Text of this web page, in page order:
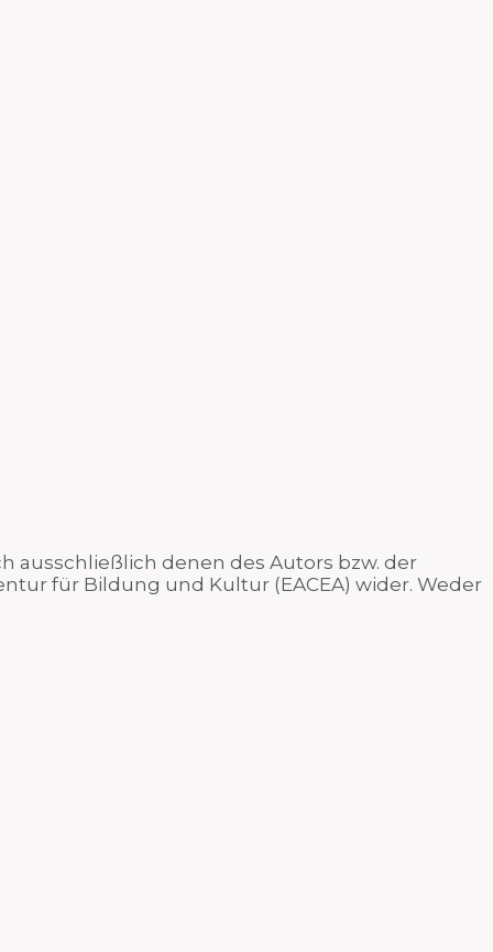
ausschließlich denen des Autors bzw. der
für Bildung und Kultur (EACEA) wider. Weder